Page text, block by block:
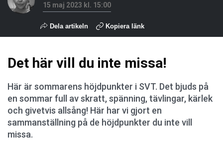
15 maj 2023 kl. 15:00
Dela artikeln Kopiera länk
Det här vill du inte missa!
Här är sommarens höjdpunkter i SVT. Det bjuds på
en sommar full av skratt, spänning, tävlingar, kärlek
och givetvis allsång! Här har vi gjort en
sammanställning på de höjdpunkter du inte vill
missa.